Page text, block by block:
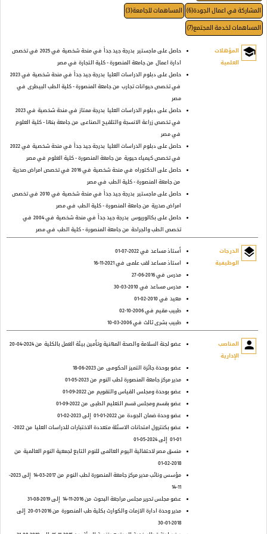
المشاركة في اعمال الجودة(6) المساهمات للجامعة(3)
المساهمات لخدمة المجتمع(7)
school
المؤهلات
العلمية
حاصل على ماجستير بدرجة جيد جداً في منحة شخصية في 2025
في تخصص
ادارة اعمال من جامعة المنصورة - كلية التجارة في مصر
حاصل على دبلوم الدراسات العليا بدرجة جيد جداً في منحة شخصية في 2023
في تخصص حيوانات تجارب من جامعة المنصورة - كلية الطب البيطرى في
مصر
حاصل على دبلوم الدراسات العليا بدرجة ممتاز في منحة شخصية في 2023
في تخصص زراعة الانسجة والتلقيح الصناعى من جامعة بنها - كلية العلوم
في مصر
حاصل على دبلوم الدراسات العليا بدرجة جيد جداً في منحة شخصية في 2022
في تخصص كيمياء حيوية من جامعة المنصورة - كلية العلوم في مصر
حاصل على الدكتوراه في منحة شخصية في 2016
في تخصص امراض صدرية
من جامعة المنصورة - كلية الطب في مصر
حاصل على ماجستير بدرجة جيد جداً في منحة شخصية في 2010
في تخصص
امراض صدرية من جامعة المنصورة - كلية الطب في مصر
حاصل على بكالوريوس بدرجة جيد جداً في منحة شخصية في 2004
في
تخصص الطب والجراحة من جامعة المنصورة - كلية الطب في مصر
layers
الدرجات
الوظيفية
أستاذ مساعد في 2022-07-01
استاذ مساعد لقب علمى في 2021-11-16
مدرس في 2016-06-27
مدرس مساعد في 2010-03-30
معيد في 2010-02-01
طبيب مقيم في 2006-10-02
طبيب بشرى ثالث في 2006-03-10
person
المناصب
الإدارية
عضو لجنة السلامة والصحة المهنية وتأمين بيئة العمل بالكلية من 2024-04-20
عضو بوحدة جائزة التميز الحكومى من 2023-06-18
مدير مركز جامعة المنصورة لطب النوم من 2023-05-01
عضو بوحدة ومجلس القياس والتقويم من 2022-09-01
عضو بقسم ومجلس قسم التعليم الطبى من 2022-09-01
عضو وحدة ضمان الجودة من 2022-01-01
إلى 2023-02-01
عضو بكنترول امتحانات الاسئلة متعددة الاختبارات للدراسات العليا
من 2022-
01-01
إلى 2024-05-01
منسق مصر لاحتفالية اليوم العالمى للنوم التابع لجمعية النوم العالمية من
2018-02-01
مؤسس ونائب مدير مركز جامعة المنصورة لطب النوم من 2017-03-14
إلى 2023-
11-14
عضو مجلس تحرير مجلس مراجعة البحوث من 2016-11-14
إلى 2019-08-31
مدير وحدة ادارة الازمات والكوارث بكلية طب المنصورة من 2016-01-20
إلى
2018-01-30